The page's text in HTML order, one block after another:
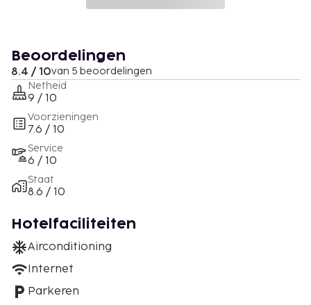
Beoordelingen
8.4 / 10van 5 beoordelingen
Netheid
9 / 10
Voorzieningen
7.6 / 10
Service
6 / 10
Staat
8.6 / 10
Hotelfaciliteiten
Airconditioning
Internet
Parkeren